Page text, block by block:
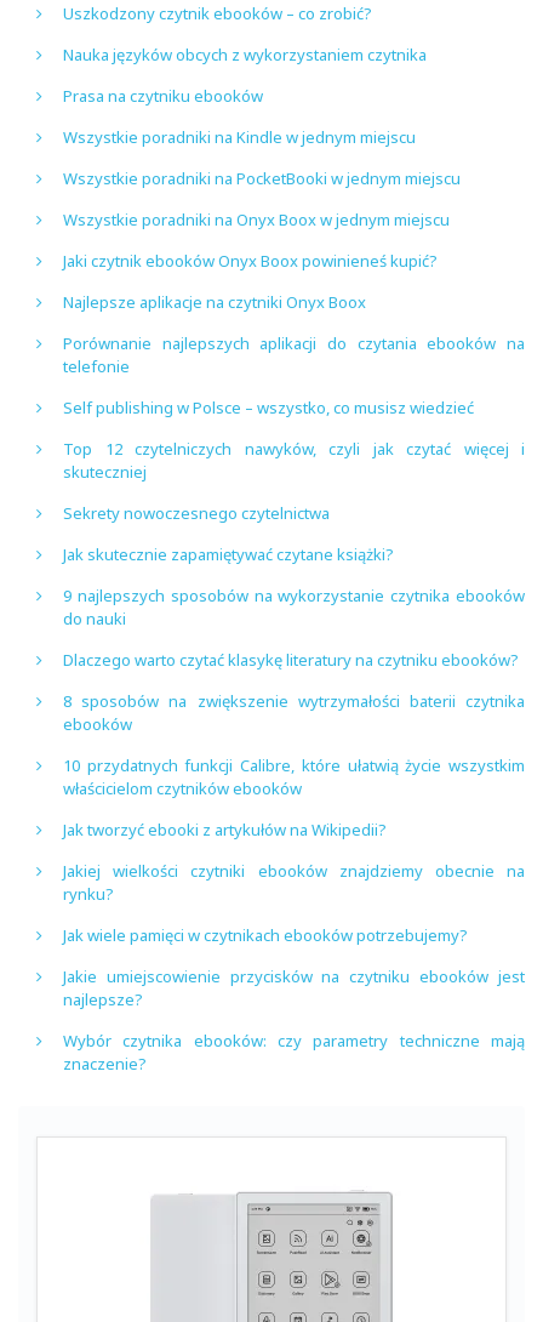
Uszkodzony czytnik ebooków – co zrobić?
Nauka języków obcych z wykorzystaniem czytnika
Prasa na czytniku ebooków
Wszystkie poradniki na Kindle w jednym miejscu
Wszystkie poradniki na PocketBooki w jednym miejscu
Wszystkie poradniki na Onyx Boox w jednym miejscu
Jaki czytnik ebooków Onyx Boox powinieneś kupić?
Najlepsze aplikacje na czytniki Onyx Boox
Porównanie najlepszych aplikacji do czytania ebooków na
telefonie
Self publishing w Polsce – wszystko, co musisz wiedzieć
Top 12 czytelniczych nawyków, czyli jak czytać więcej i
skuteczniej
Sekrety nowoczesnego czytelnictwa
Jak skutecznie zapamiętywać czytane książki?
9 najlepszych sposobów na wykorzystanie czytnika ebooków
do nauki
Dlaczego warto czytać klasykę literatury na czytniku ebooków?
8 sposobów na zwiększenie wytrzymałości baterii czytnika
ebooków
10 przydatnych funkcji Calibre, które ułatwią życie wszystkim
właścicielom czytników ebooków
Jak tworzyć ebooki z artykułów na Wikipedii?
Jakiej wielkości czytniki ebooków znajdziemy obecnie na
rynku?
Jak wiele pamięci w czytnikach ebooków potrzebujemy?
Jakie umiejscowienie przycisków na czytniku ebooków jest
najlepsze?
Wybór czytnika ebooków: czy parametry techniczne mają
znaczenie?